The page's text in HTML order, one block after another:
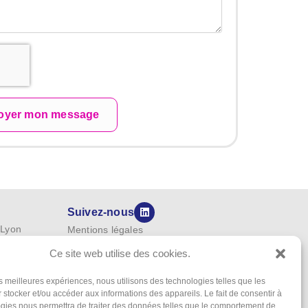
Ce site web utilise des cookies.
meilleures expériences, nous utilisons des technologies telles que les
stocker et/ou accéder aux informations des appareils. Le fait de consentir à
nous permettra de traiter des données telles que le comportement de
mon message
Suivez-nous
Mentions légales
Politique de confidentialité
données personnelles (RGPD)
Conditions générales d’utilisation